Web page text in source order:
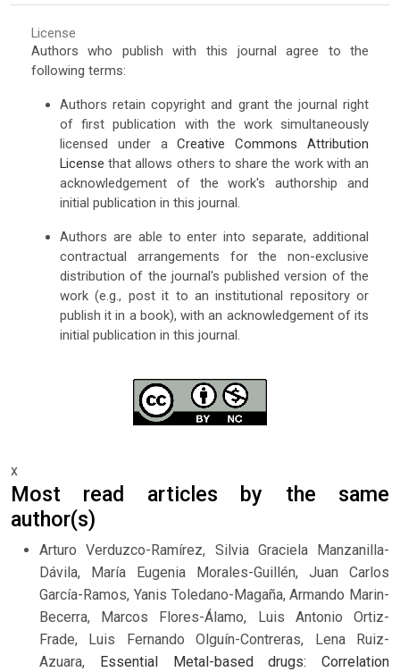
License
Authors who publish with this journal agree to the
following terms:
Authors retain copyright and grant the journal right
of first publication with the work simultaneously
licensed under aCreative Commons Attribution
License that allows others to share the work with an
acknowledgement of the work's authorship and
initial publication in this journal.
Authors are able to enter into separate, additional
contractual arrangements for the non-exclusive
distribution of the journal's published version of the
work (e.g., post it to an institutional repository or
publish it in a book), with an acknowledgement of its
initial publication in this journal.
x
Most read articles by the same
author(s)
Arturo Verduzco-Ramírez, Silvia Graciela Manzanilla-
Dávila, María Eugenia Morales-Guillén, Juan Carlos
García-Ramos, Yanis Toledano-Magaña, Armando Marin-
Becerra, Marcos Flores-Álamo, Luis Antonio Ortiz-
Frade, Luis Fernando Olguín-Contreras, Lena Ruiz-
Azuara, Essential Metal-based drugs: Correlation